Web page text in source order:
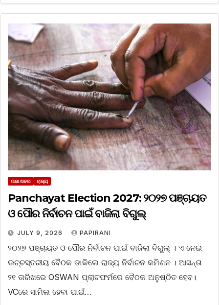
ତାଜା ଖବର ରାଜ୍ୟ
Panchayat Election 2027: ୨୦୨୭ ପଞ୍ଚାୟତ
ଓ ପୌର ନିର୍ବାଚନ ପାଇଁ ବାଜିଲା ବିଗୁଲ୍‌
JULY 9, 2026 PAPIRANI
୨୦୨୭ ପଞ୍ଚାୟତ ଓ ପୌର ନିର୍ବାଚନ ପାଇଁ ବାଜିଲା ବିଗୁଲ୍‌ । ଏ ନେଇ
ଉଚ୍ଚସ୍ତରୀୟ ବୈଠକ ଡାକିଲେ ରାଜ୍ୟ ନିର୍ବାଚନ କମିଶନ । ଆସନ୍ତା
୨୧ ତାରିଖରେ OSWAN ପ୍ଲାଟଫର୍ମରେ ବୈଠକ ଅନୁଷ୍ଠିତ ହେବ।
VCରେ ସାମିଲ ହେବା ପାଇଁ…